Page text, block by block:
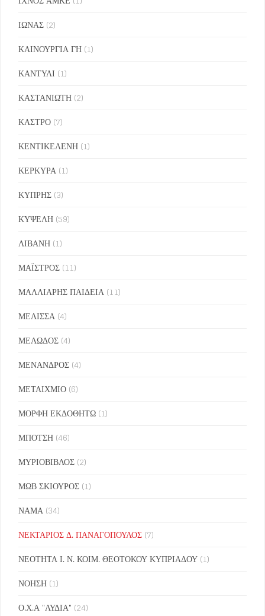
ΙΩΝΑΣ (2)
ΚΑΙΝΟΥΡΓΙΑ ΓΗ (1)
ΚΑΝΤΥΛΙ (1)
ΚΑΣΤΑΝΙΩΤΗ (2)
ΚΑΣΤΡΟ (7)
ΚΕΝΤΙΚΕΛΕΝΗ (1)
ΚΕΡΚΥΡΑ (1)
ΚΥΠΡΗΣ (3)
ΚΥΨΕΛΗ (59)
ΛΙΒΑΝΗ (1)
ΜΑΪΣΤΡΟΣ (11)
ΜΑΛΛΙΑΡΗΣ ΠΑΙΔΕΙΑ (11)
ΜΕΛΙΣΣΑ (4)
ΜΕΛΩΔΟΣ (4)
ΜΕΝΑΝΔΡΟΣ (4)
ΜΕΤΑΙΧΜΙΟ (6)
ΜΟΡΦΗ ΕΚΔΟΘΗΤΩ (1)
ΜΠΟΤΣΗ (46)
ΜΥΡΙΟΒΙΒΛΟΣ (2)
ΜΩΒ ΣΚΙΟΥΡΟΣ (1)
ΝΑΜΑ (34)
ΝΕΚΤΑΡΙΟΣ Δ. ΠΑΝΑΓΟΠΟΥΛΟΣ (7)
ΝΕΟΤΗΤΑ Ι. Ν. ΚΟΙΜ. ΘΕΟΤΟΚΟΥ ΚΥΠΡΙΑΔΟΥ (1)
ΝΟΗΣΗ (1)
Ο.Χ.Α "ΛΥΔΙΑ" (24)